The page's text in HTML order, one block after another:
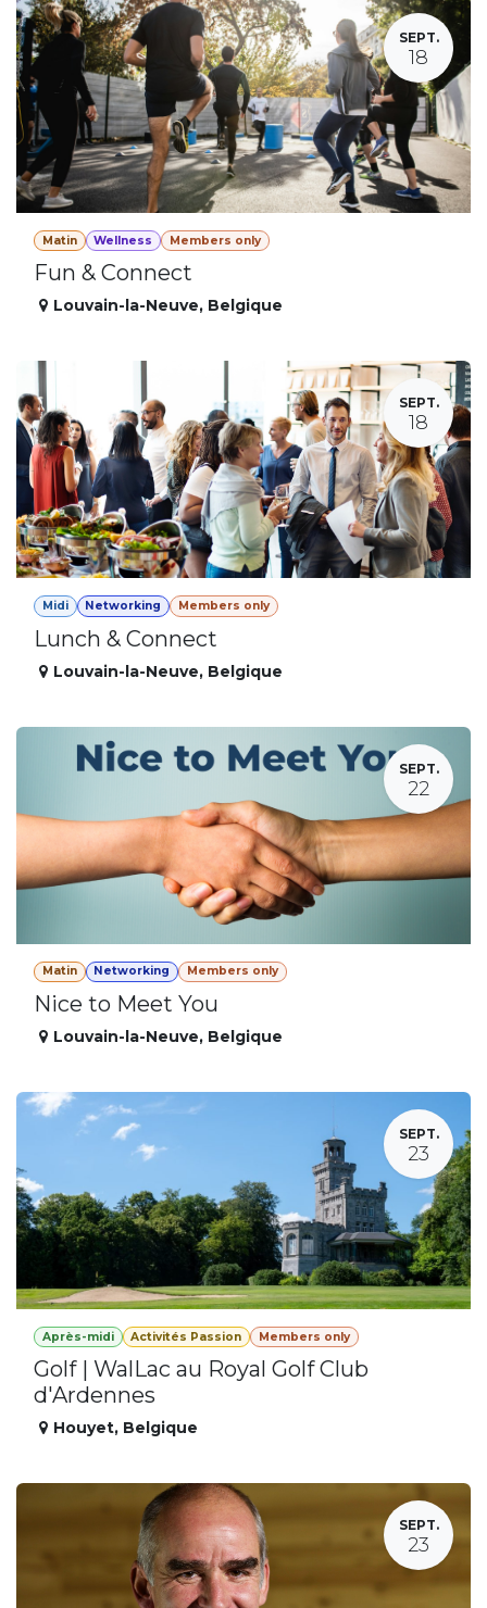
SEPT.
18
Matin Wellness Members only
Fun & Connect
Louvain-la-Neuve, Belgique
SEPT.
18
Midi Networking Members only
Lunch & Connect
Louvain-la-Neuve, Belgique
SEPT.
22
Matin Networking Members only
Nice to Meet You
Louvain-la-Neuve, Belgique
SEPT.
23
Après-midi Activités Passion Members only
Golf | WalLac au Royal Golf Club
d'Ardennes
Houyet, Belgique
SEPT.
23